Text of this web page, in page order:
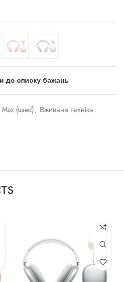
до списку бажань
(used) , Вживана техніка